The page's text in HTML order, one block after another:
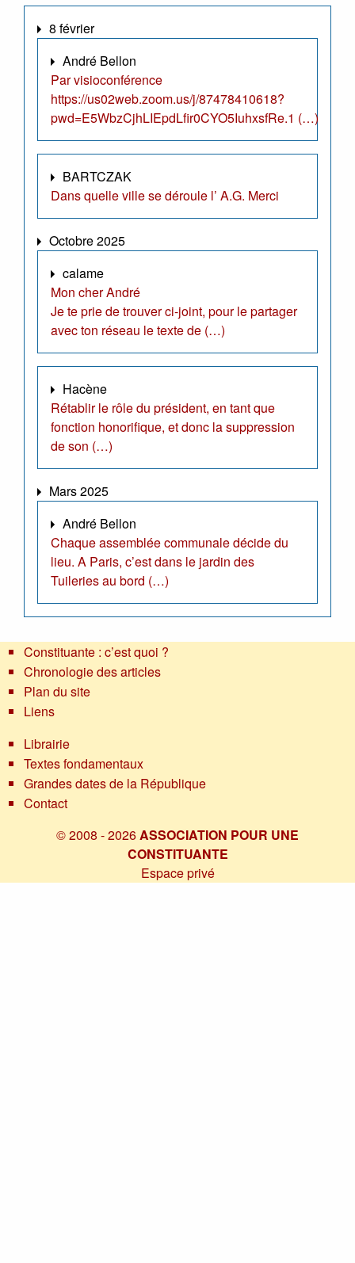
8 février
André Bellon
Par visioconférence
https://us02web.zoom.us/j/87478410618?
pwd=E5WbzCjhLIEpdLfir0CYO5IuhxsfRe.1 (…)
BARTCZAK
Dans quelle ville se déroule l’ A.G. Merci
Octobre 2025
calame
Mon cher André
Je te prie de trouver ci-joint, pour le partager
avec ton réseau le texte de (…)
Hacène
Rétablir le rôle du président, en tant que
fonction honorifique, et donc la suppression
de son (…)
Mars 2025
André Bellon
Chaque assemblée communale décide du
lieu. A Paris, c’est dans le jardin des
Tuileries au bord (…)
Constituante : c’est quoi ?
Chronologie des articles
Plan du site
Liens
Librairie
Textes fondamentaux
Grandes dates de la République
Contact
© 2008 - 2026ASSOCIATION POUR UNE
CONSTITUANTE
Espace privé